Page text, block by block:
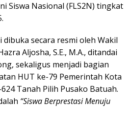
Siswa Nasional (FLS2N) tingkat
secara resmi oleh Wakil
Aljosha, S.E., M.A., ditandai
sekaligus menjadi bagian
HUT ke-79 Pemerintah Kota
Tanah Pilih Pusako Batuah.
“Siswa Berprestasi Menuju